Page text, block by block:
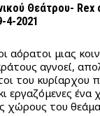
Θεάτρου- Rex
4-2021
αόρατοι μιας
αγνοεί,
του κυρίαρχου
εργαζόμενες ένα
χώρους του